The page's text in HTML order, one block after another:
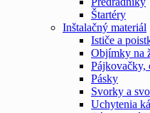
Štartéry
Inštalačný materiál
Ističe a
Objímky na
Pájkovačky,
Pásky
Svorky a
Uchytenia